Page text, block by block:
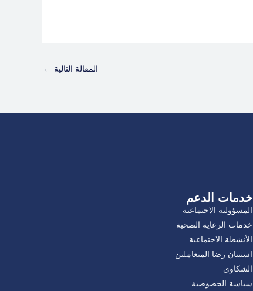
المقالة التالية ←
خدمات الدعم
المسؤولية الاجتماعية
خدمات الرعاية الصحية
الأنشطة الاجتماعية
استبيان رضا المتعاملين
الشكاوي
سياسة الخصوصية